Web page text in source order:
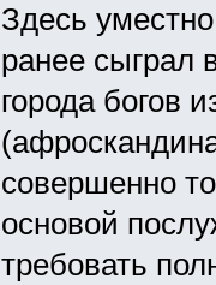
Здесь
ранее сыграл
города богов
совершенно
основой
требовать